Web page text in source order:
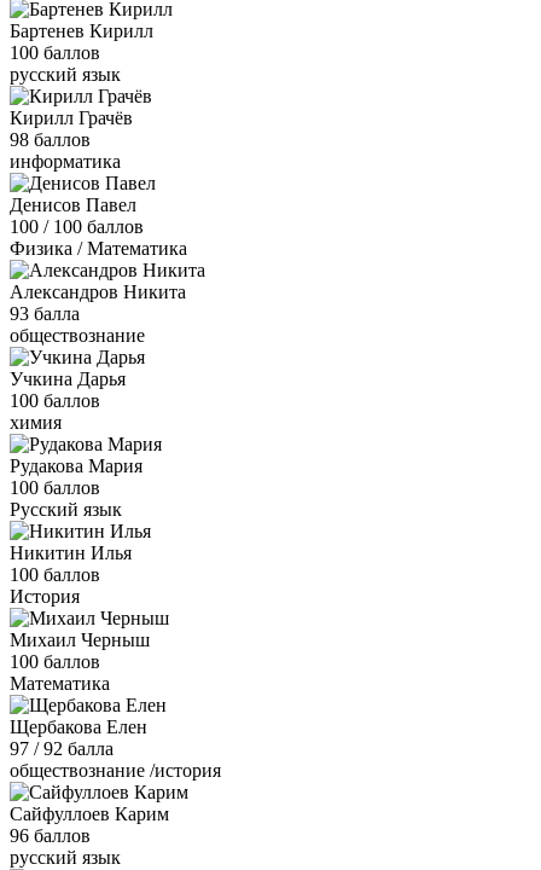
Бартенев Кирилл
100 баллов
русский язык
Кирилл Грачёв
98 баллов
информатика
Денисов Павел
100 / 100 баллов
Физика / Математика
Александров Никита
93 балла
обществознание
Учкина Дарья
100 баллов
химия
Рудакова Мария
100 баллов
Русский язык
Никитин Илья
100 баллов
История
Михаил Черныш
100 баллов
Математика
Щербакова Елен
97 / 92 балла
обществознание /история
Сайфуллоев Карим
96 баллов
русский язык